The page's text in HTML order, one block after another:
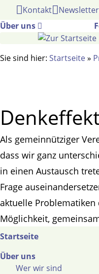
Gehe
Inhalt
Kontakt Newsletter
Über uns
Sie sind hier: Startseite»
Als gemeinnütziger
dass wir ganz
in einen Austausch
Frage
aktuelle
Möglichkeit,
Startseite
Über uns
Wer wir sind